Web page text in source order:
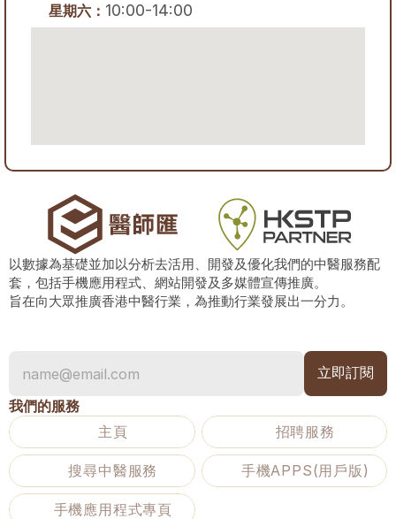
星期六： 10:00-14:00
以數據為基礎並加以分析去活用、開發及優化我們的中醫服務配
套，包括手機應用程式、網站開發及多媒體宣傳推廣。
旨在向大眾推廣香港中醫行業，為推動行業發展出一分力。
我們的服務
主頁
招聘服務
搜尋中醫服務 手機APPS(用戶版)
手機應用程式專頁